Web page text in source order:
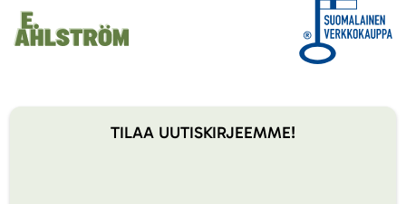
TILAA UUTISKIRJEEMME!